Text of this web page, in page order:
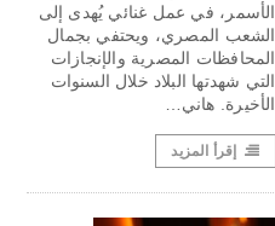
الأسمر، في عمل غنائي يُهدى إلى
الشعب المصري، ويحتفي بجمال
المحافظات المصرية والإنجازات
التي شهدتها البلاد خلال السنوات
الأخيرة. هاني…
إقرأ المزيد